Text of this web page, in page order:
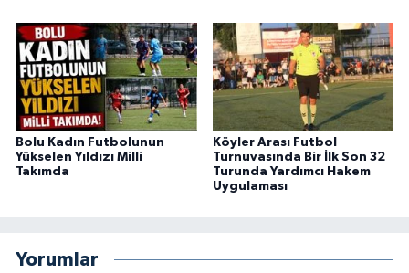
Bolu Kadın Futbolunun
Yükselen Yıldızı Milli
Takımda
Köyler Arası Futbol
Turnuvasında Bir İlk Son 32
Turunda Yardımcı Hakem
Uygulaması
Yorumlar